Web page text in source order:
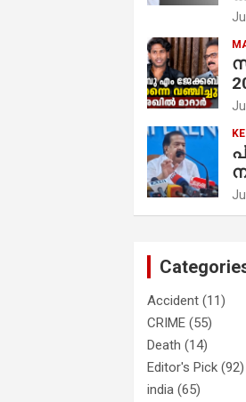
Accident (11)
CRIME (55)
Death (14)
Editor's Pick (92)
india (65)